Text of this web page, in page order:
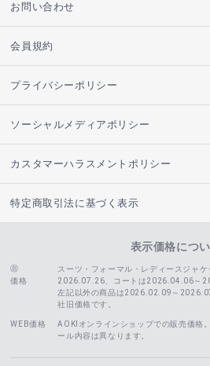
お問い合わせ
会員規約
プライバシーポリシー
ソーシャルメディアポリシー
カスタマーハラスメントポリシー
特定商取引法に基づく表示
表示価格につ
価格
スーツ・フォーマル・レディースジャ
2026.07.26、コートは2026.04.06～
左記以外の商品は2026.02.09～
社旧価格です。
WEB価格
AOKIオンラインショップでの販売価格
ール内容は異なります。